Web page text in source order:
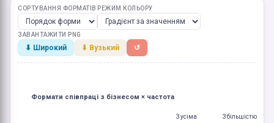
СОРТУВАННЯ ФОРМАТІВ РЕЖИМ КОЛЬОРУ
ЗАВАНТАЖИТИ PNG
⬇ Широкий ⬇ Вузький ↺
З усіма З більшістю
Формати співпраці з бізнесом × частота